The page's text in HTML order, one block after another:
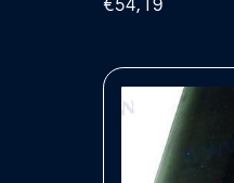
Precio
€54,19